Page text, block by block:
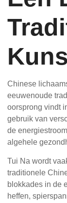
Chinese
eeuwenoude
oorsprong vindt
gebruik van
de
algehele
Tui Na wordt
traditionele
blokkades in de
heffen,